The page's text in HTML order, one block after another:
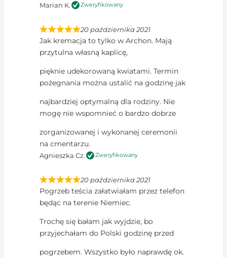
Marian K. Zweryfikowany
20 października 2021
Jak kremacja to tylko w Archon. Mają
przytulna własną kaplicę,
pięknie udekorowaną kwiatami. Termin
pożegnania można ustalić na godzinę jak
najbardziej optymalną dla rodziny. Nie
mogę nie wspomnieć o bardzo dobrze
zorganizowanej i wykonanej ceremonii
na cmentarzu.
Agnieszka Cz. Zweryfikowany
20 października 2021
Pogrzeb teścia załatwiałam przez telefon
będąc na terenie Niemiec.
Trochę się bałam jak wyjdzie, bo
przyjechałam do Polski godzinę przed
pogrzebem. Wszystko było naprawdę ok.